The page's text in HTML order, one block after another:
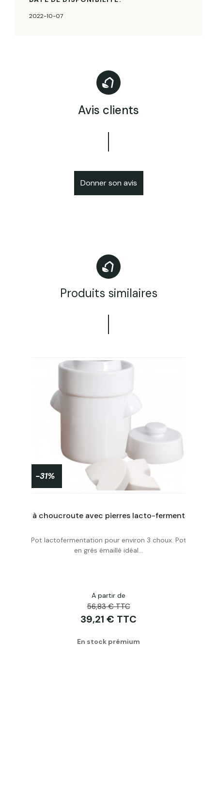
2022-10-07
Avis clients
Donner son avis
Produits similaires
Acheter
-31%
Pot lactofermentation pour environ 3 choux. Pot
en grès émaillé idéal...
A partir de
56,83 € TTC
39,21 € TTC
En stock prémium